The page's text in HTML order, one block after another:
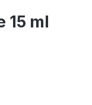
15 ml